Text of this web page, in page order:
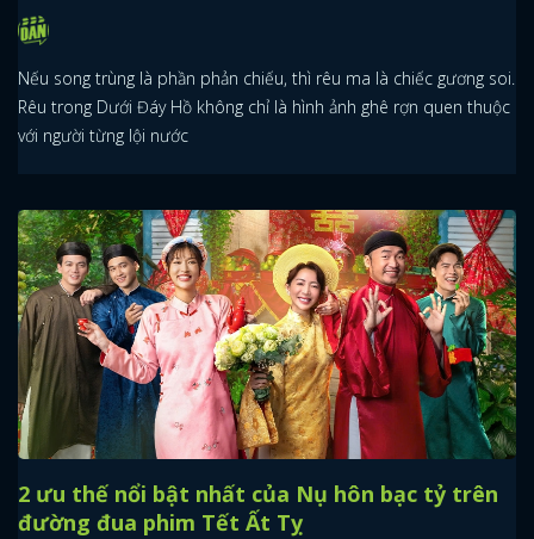
Nếu song trùng là phần phản chiếu, thì rêu ma là chiếc gương soi.
Rêu trong Dưới Đáy Hồ không chỉ là hình ảnh ghê rợn quen thuộc
với người từng lội nước
2 ưu thế nổi bật nhất của Nụ hôn bạc tỷ trên
đường đua phim Tết Ất Tỵ